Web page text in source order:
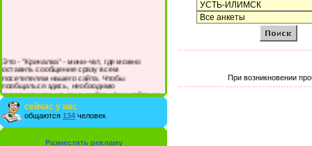
Это - "Кричалка" - мини-чат, где можно
оставить сообщение сразу всем
посетителям нашего сайта. Чтобы
пообщаться здесь, необходимо
зарегистрироваться на сайте и/или войти со
своими логином и паролем.
сейчас у нас
общаются 134 человек
Разместить рекламу
При возникновении